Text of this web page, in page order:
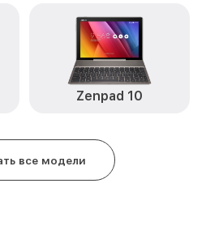
Zenpad 10
все модели